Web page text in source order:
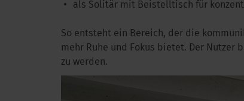
als Solitär mit Beistelltisch für
So entsteht ein Bereich, der die
mehr Ruhe und Fokus bietet. Der Nutzer
zu werden.